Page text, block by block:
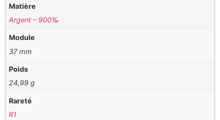
Matière
Argent – 900‰
Module
37 mm
Poids
24,99 g
Rareté
R1